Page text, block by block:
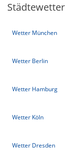
Städtewetter
Wetter München
Wetter Berlin
Wetter Hamburg
Wetter Köln
Wetter Dresden